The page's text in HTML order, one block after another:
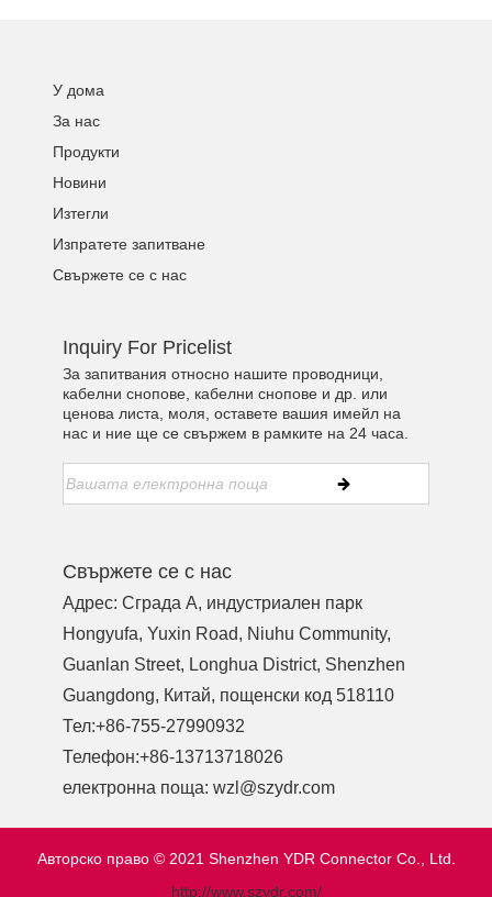
У дома
За нас
Продукти
Новини
Изтегли
Изпратете запитване
Свържете се с нас
Inquiry For Pricelist
За запитвания относно нашите проводници,
кабелни снопове, кабелни снопове и др. или
ценова листа, моля, оставете вашия имейл на
нас и ние ще се свържем в рамките на 24 часа.
Свържете се с нас
Адрес: Сграда A, индустриален парк
Hongyufa, Yuxin Road, Niuhu Community,
Guanlan Street, Longhua District, Shenzhen
Guangdong, Китай, пощенски код 518110
Тел:+86-755-27990932
Телефон:+86-13713718026
електронна поща:wzl@szydr.com
Авторско право © 2021 Shenzhen YDR Connector Co., Ltd.
http://www.szydr.com/